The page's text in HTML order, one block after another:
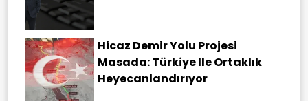
Hicaz Demir Yolu Projesi
Masada: Türkiye Ile Ortaklık
Heyecanlandırıyor